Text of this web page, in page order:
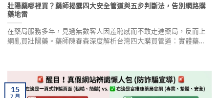
壯陽藥哪裡買？藥師揭露四大安全管道與五步判斷法，告別網路購
藥地雷
在藥局服務多年，見過無數客人因羞恥感而不敢走進藥局，反而上
網亂買壯陽藥。藥師陳春森深度解析台灣四大購買管道：實體藥
15
7月